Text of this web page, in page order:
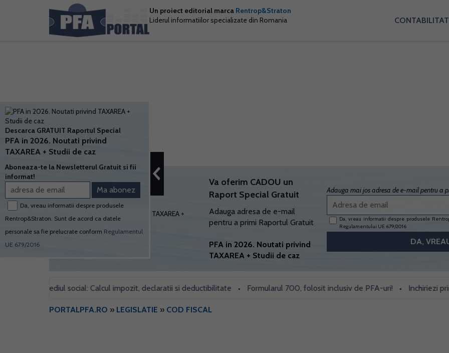
Un proiect editorial marca Rentrop&Straton
Liderul informatiilor specializate din Romania
Va oferim CADOU un
Raport Special Gratuit
Adauga adresa de e-mail
pentru a primi Raportul Gratuit
PFA in 2026. Noutati privind
TAXAREA + Studii de caz
Adauga mai jos adresa de e-mail pentru a
Da, vreau informatii despre produsele
Regulamentului UE 679/2016
sediul social: Calcul impozit, declaratii si deductibilitate • Formularul 700, folosit inclusiv de PFA-uri! • Inchiriezi prin
PORTALPFA.RO » LEGISLATIE » COD FISCAL
Descarca GRATUIT Raportul Special
PFA in 2026. Noutati privind
TAXAREA + Studii de caz
Aboneaza-te la Newsletterul Gratuit si fii
informat!
Da, vreau informatii despre produsele
Rentrop&Straton. Sunt de acord ca datele
personale sa fie prelucrate conform Regulamentul
UE 679/2016